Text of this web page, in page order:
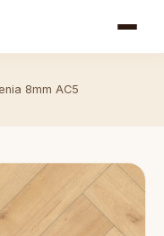
8mm AC5